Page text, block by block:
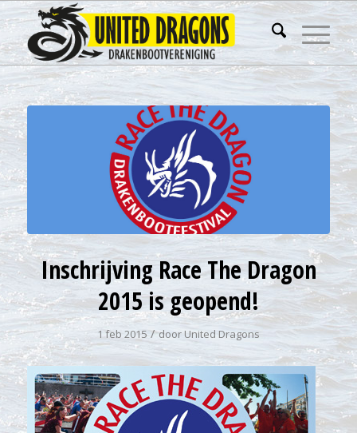
Inschrijving Race The Dragon
2015 is geopend!
1 feb 2015 / doorUnited Dragons